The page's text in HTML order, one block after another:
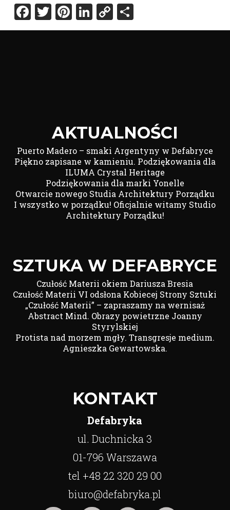
Facebook
Twitter
Pinterest
LinkedIn
Copy
Link
Share
AKTUALNOŚCI
Puerto Madero – smaki Argentyny w Defabryce
Piękno zapisane w kamieniu. Podziękowania dla
ILUMA Crystal Heritage
Podziękowania dla marki Yonelle
Otwarcie nowego Studia Architektury Porządku
I wszystko w porządku! Oficjalnie witamy Studio
Architektury Porządku!
SZTUKA W DEFABRYCE
Czułość Materii okiem Dariusza Bresia
Czułość Materii VI odsłona Kobiecej Strony Sztuki
„Czułość Materii” – zapraszamy na wernisaż
Abstract Mind. Obrazy powietrzne Joanny
Styrylskiej
Protista nad morzem mgły. Transgresje medium.
Agnieszka Gewartowska.
KONTAKT
Defabryka
ul. Duchnicka 3
01-796 Warszawa
tel +48 22 320 29 00
biuro@defabryka.pl